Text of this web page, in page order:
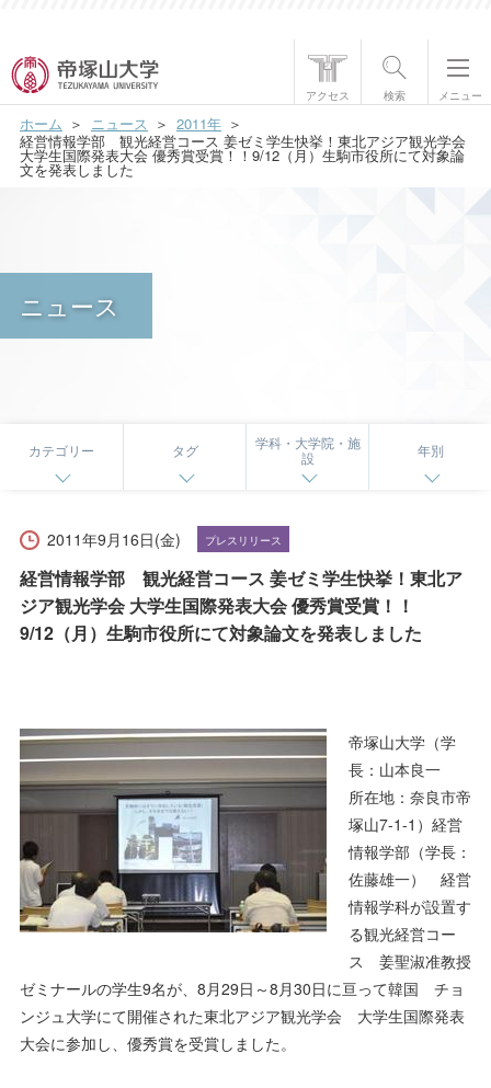
アクセス 検索 メニュー
帝塚山大学について
学部・大学院
就職・資格
受験生の方へ 在学生の方へ
保護者の方へ
一般の方へ 企業・採用担当者の方へ
ホーム ニュース
2011年
経営情報学部 観光経営コース 姜ゼミ学生快挙！東北アジア観光学会
大学生国際発表大会 優秀賞受賞！！9/12（月）生駒市役所にて対象論
文を発表しました
ニュース
カテゴリー タグ
学科・大学院・施
設
年別
2011年9月16日(金) プレスリリース
経営情報学部 観光経営コース 姜ゼミ学生快挙！東北ア
ジア観光学会 大学生国際発表大会 優秀賞受賞！！
9/12（月）生駒市役所にて対象論文を発表しました
帝塚山大学（学
長：山本良一
所在地：奈良市帝
塚山7-1-1）経営
情報学部（学長：
佐藤雄一） 経営
情報学科が設置す
る観光経営コー
ス 姜聖淑准教授
ゼミナールの学生9名が、8月29日～8月30日に亘って韓国 チョ
ンジュ大学にて開催された東北アジア観光学会 大学生国際発表
大会に参加し、優秀賞を受賞しました。